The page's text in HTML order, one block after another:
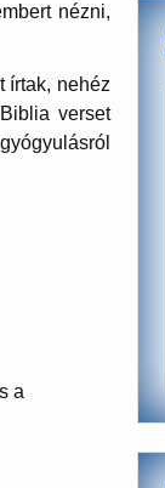
nézni,
írtak, nehéz
verset
a